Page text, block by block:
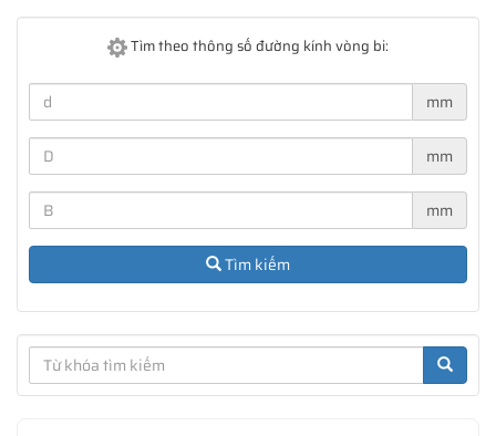
việc đòi hỏi sức tải dọc trục.
Các ký hiệu của vòng bi đũa đỡ SKF thường có ký hiệu ở đầu
Tìm theo thông số đường kính vòng bi:
mm
mm
mm
Tìm kiếm